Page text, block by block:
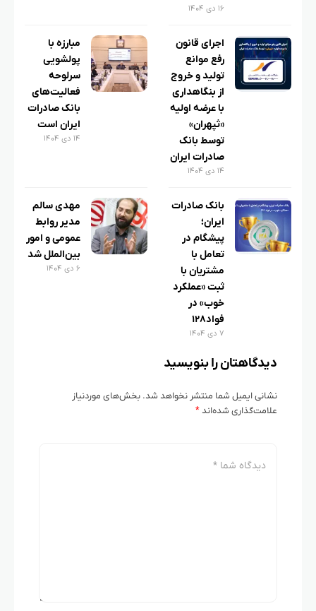
۱۶ دی ۱۴۰۴
اجرای قانون
رفع موانع
تولید و خروج
از بنگاهداری
با عرضه اولیه
«ثپهران»
توسط بانک
صادرات ایران
۱۴ دی ۱۴۰۴
مبارزه با
پولشویی
سرلوحه
فعالیت‌های
بانک صادرات
ایران است
۱۴ دی ۱۴۰۴
بانک صادرات
ایران؛
پیشگام در
تعامل با
مشتریان با
ثبت «عملکرد
خوب» در
فواد۱۲۸
۷ دی ۱۴۰۴
مهدی سالم
مدیر روابط
عمومی و امور
بین‌الملل شد
۶ دی ۱۴۰۴
دیدگاهتان را بنویسید
نشانی ایمیل شما منتشر نخواهد شد. بخش‌های موردنیاز
علامت‌گذاری شده‌اند*